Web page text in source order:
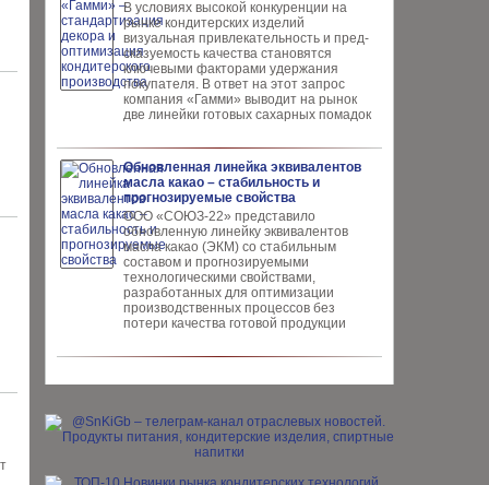
В условиях высокой кон­куренции на
рынке конди­терских изделий
визуальная привлекательность и пред­
сказуемость качества ста­новятся
ключевыми факто­рами удержания
покупателя. В ответ на этот запрос
компания «Гамми» выводит на рынок
две линейки готовых сахарных помадок
Обновленная линейка эквивалентов
масла какао – стабильность и
прогнозируемые свойства
ООО «СОЮЗ-22» представило
обновлен­ную линейку эквивалентов
масла ка­као (ЭКМ) со стабильным
составом и прогнозируемыми
технологическими свойствами,
разработанных для опти­мизации
производственных процес­сов без
потери качества готовой про­дукции